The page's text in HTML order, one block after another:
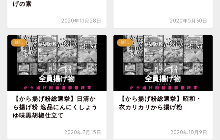
げの素
2020年11月28日 2020年5月30日
雑記
【から揚げ粉総選挙】日清か
ら揚げ粉 逸品にんにくしょう
ゆ味黒胡椒仕立て
2020年7月15日
雑記
【から揚げ粉総選挙】昭和・
衣カリカリから揚げ粉
2020年10月9日